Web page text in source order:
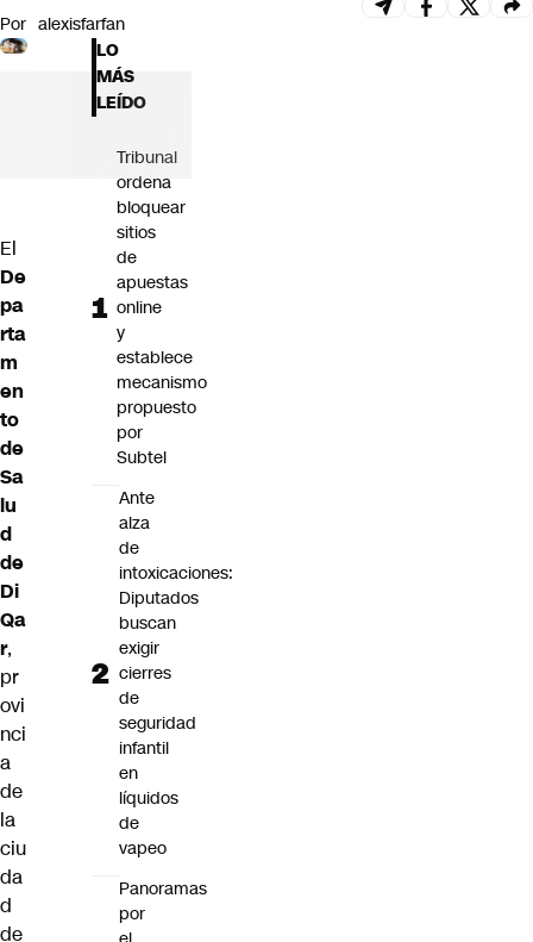
Por alexisfarfan
El
De
pa
rta
m
en
to
de
Sa
lu
d
de
Di
Qa
r,
pr
ovi
nci
a
de
la
ciu
da
d
de
LO
MÁS
LEÍDO
Tribunal
ordena
bloquear
sitios
de
apuestas
online
y
establece
mecanismo
propuesto
por
Subtel
Ante
alza
de
intoxicaciones:
Diputados
buscan
exigir
cierres
de
seguridad
infantil
en
líquidos
de
vapeo
Panoramas
por